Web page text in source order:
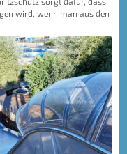
wird, wenn man aus den